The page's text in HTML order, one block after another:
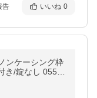
告 いいね 0
ンケーシング枠
き/錠なし 0552
標準タイプ